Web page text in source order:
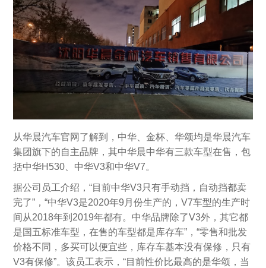
从华晨汽车官网了解到，中华、金杯、华颂均是华晨汽车
集团旗下的自主品牌，其中华晨中华有三款车型在售，包
括中华H530、中华V3和中华V7。
据公司员工介绍，“目前中华V3只有手动挡，自动挡都卖
完了”，“中华V3是2020年9月份生产的，V7车型的生产时
间从2018年到2019年都有。中华品牌除了V3外，其它都
是国五标准车型，在售的车型都是库存车”，“零售和批发
价格不同，多买可以便宜些，库存车基本没有保修，只有
V3有保修”。该员工表示，“目前性价比最高的是华颂，当